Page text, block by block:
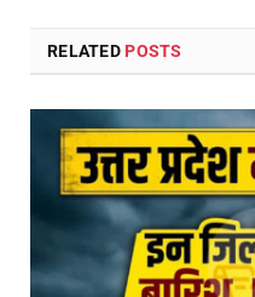
RELATED POSTS